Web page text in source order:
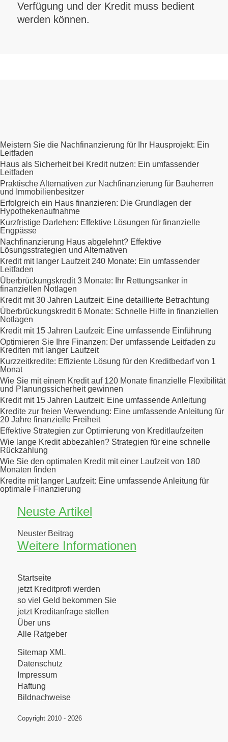
Verfügung und der Kredit muss bedient
werden können.
Meistern Sie die Nachfinanzierung für Ihr Hausprojekt: Ein
Leitfaden
Haus als Sicherheit bei Kredit nutzen: Ein umfassender
Leitfaden
Praktische Alternativen zur Nachfinanzierung für Bauherren
und Immobilienbesitzer
Erfolgreich ein Haus finanzieren: Die Grundlagen der
Hypothekenaufnahme
Kurzfristige Darlehen: Effektive Lösungen für finanzielle
Engpässe
Nachfinanzierung Haus abgelehnt? Effektive
Lösungsstrategien und Alternativen
Kredit mit langer Laufzeit 240 Monate: Ein umfassender
Leitfaden
Überbrückungskredit 3 Monate: Ihr Rettungsanker in
finanziellen Notlagen
Kredit mit 30 Jahren Laufzeit: Eine detaillierte Betrachtung
Überbrückungskredit 6 Monate: Schnelle Hilfe in finanziellen
Notlagen
Kredit mit 15 Jahren Laufzeit: Eine umfassende Einführung
Optimieren Sie Ihre Finanzen: Der umfassende Leitfaden zu
Krediten mit langer Laufzeit
Kurzzeitkredite: Effiziente Lösung für den Kreditbedarf von 1
Monat
Wie Sie mit einem Kredit auf 120 Monate finanzielle Flexibilität
und Planungssicherheit gewinnen
Kredit mit 15 Jahren Laufzeit: Eine umfassende Anleitung
Kredite zur freien Verwendung: Eine umfassende Anleitung für
20 Jahre finanzielle Freiheit
Effektive Strategien zur Optimierung von Kreditlaufzeiten
Wie lange Kredit abbezahlen? Strategien für eine schnelle
Rückzahlung
Wie Sie den optimalen Kredit mit einer Laufzeit von 180
Monaten finden
Kredite mit langer Laufzeit: Eine umfassende Anleitung für
optimale Finanzierung
Neuste Artikel
Neuster Beitrag
Weitere Informationen
Startseite
jetzt Kreditprofi werden
so viel Geld bekommen Sie
jetzt Kreditanfrage stellen
Über uns
Alle Ratgeber
Sitemap XML
Datenschutz
Impressum
Haftung
Bildnachweise
Copyright 2010 - 2026